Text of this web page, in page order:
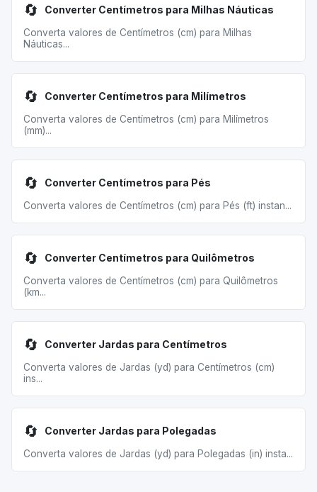
🔄 Converter Centímetros para Milhas Náuticas
Converta valores de Centímetros (cm) para Milhas
Náuticas...
🔄 Converter Centímetros para Milímetros
Converta valores de Centímetros (cm) para Milímetros
(mm)...
🔄 Converter Centímetros para Pés
Converta valores de Centímetros (cm) para Pés (ft) instan...
🔄 Converter Centímetros para Quilômetros
Converta valores de Centímetros (cm) para Quilômetros
(km...
🔄 Converter Jardas para Centímetros
Converta valores de Jardas (yd) para Centímetros (cm)
ins...
🔄 Converter Jardas para Polegadas
Converta valores de Jardas (yd) para Polegadas (in) insta...